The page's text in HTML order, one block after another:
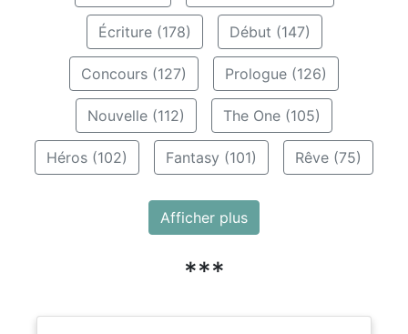
Écriture (178) Début (147)
Concours (127) Prologue (126)
Nouvelle (112) The One (105)
Héros (102) Fantasy (101) Rêve (75)
Afficher plus
***